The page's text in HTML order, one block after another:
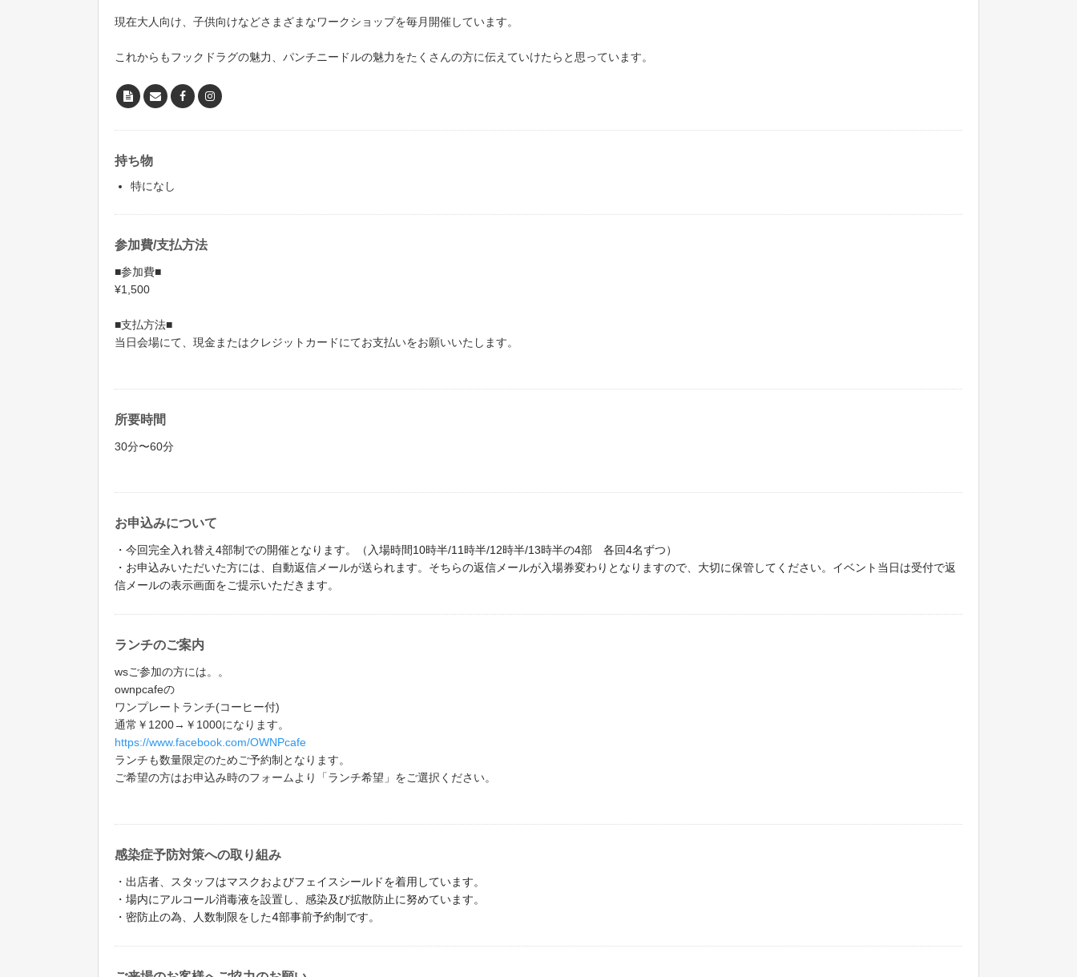
現在大人向け、子供向けなどさまざまなワークショップを毎月開催しています。
これからもフックドラグの魅力、パンチニードルの魅力をたくさんの方に伝えていけたらと思っています。
持ち物
特になし
参加費/支払方法
■参加費■
¥1,500
■支払方法■
当日会場にて、現金またはクレジットカードにてお支払いをお願いいたします。
所要時間
30分〜60分
お申込みについて
・今回完全入れ替え4部制での開催となります。（入場時間10時半/11時半/12時半/13時半の4部 各回4名ずつ）
・お申込みいただいた方には、自動返信メールが送られます。そちらの返信メールが入場券変わりとなりますので、大切に保管してください。イベント当日は受付で返
信メールの表示画面をご提示いただきます。
ランチのご案内
wsご参加の方には。。
ownpcafeの
ワンプレートランチ(コーヒー付)
通常￥1200→￥1000になります。
https://www.facebook.com/OWNPcafe
ランチも数量限定のためご予約制となります。
ご希望の方はお申込み時のフォームより「ランチ希望」をご選択ください。
感染症予防対策への取り組み
・出店者、スタッフはマスクおよびフェイスシールドを着用しています。
・場内にアルコール消毒液を設置し、感染及び拡散防止に努めています。
・密防止の為、人数制限をした4部事前予約制です。